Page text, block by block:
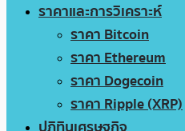
ราคาและการวิเคราะห์
ราคา Bitcoin
ราคา Ethereum
ราคา Dogecoin
ราคา Ripple (XRP)